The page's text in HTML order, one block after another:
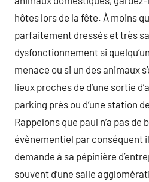
hôtes lors de la fête. À moins
parfaitement dressés et très
dysfonctionnement si
menace ou si un des animaux
lieux proches de d’une sortie
parking près ou d’une station
Rappelons que paul n’a pas de
évènementiel par conséquent
demande à sa pépinière
souvent d’une salle